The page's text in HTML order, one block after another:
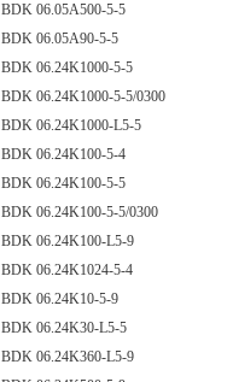
BDK 06.05A500-5-5
BDK 06.05A90-5-5
BDK 06.24K1000-5-5
BDK 06.24K1000-5-5/0300
BDK 06.24K1000-L5-5
BDK 06.24K100-5-4
BDK 06.24K100-5-5
BDK 06.24K100-5-5/0300
BDK 06.24K100-L5-9
BDK 06.24K1024-5-4
BDK 06.24K10-5-9
BDK 06.24K30-L5-5
BDK 06.24K360-L5-9